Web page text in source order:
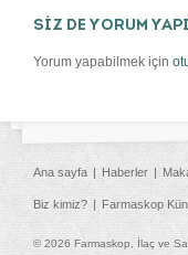
SİZ DE YORUM
Yorum yapabilmek için
Ana sayfa Haberler
Biz kimiz? Farmaskop
© 2026 Farmaskop, İlaç ve